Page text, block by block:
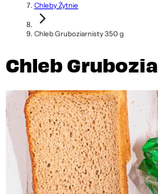
Chleby Żytnie
Chleb Gruboziarnisty 350 g
Chleb